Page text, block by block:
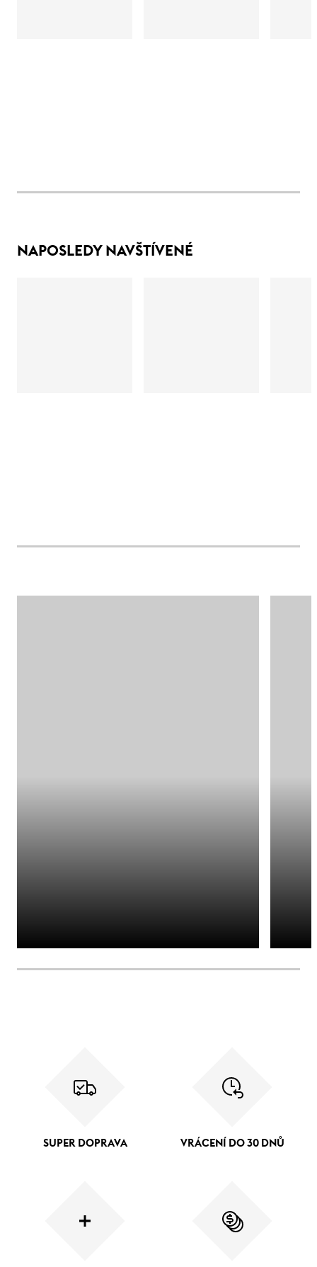
NAPOSLEDY NAVŠTÍVENÉ
SUPER DOPRAVA VRÁCENÍ DO 30 DNŮ